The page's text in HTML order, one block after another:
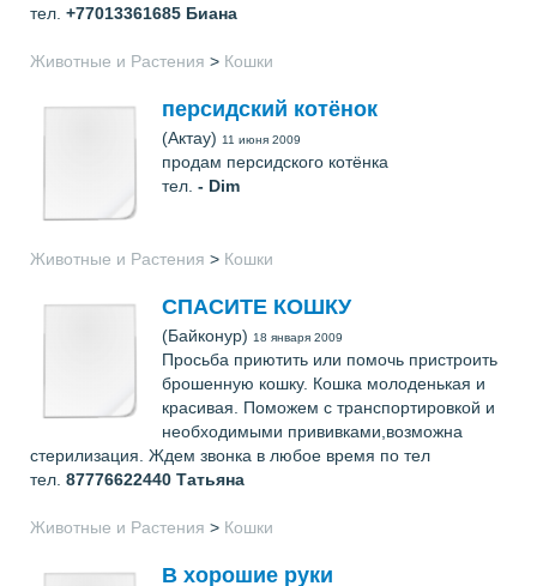
тел. +77013361685 Биана
Животные и Растения > Кошки
персидский котёнок
(Актау) 11 июня 2009
продам персидского котёнка
тел. - Dim
Животные и Растения > Кошки
СПАСИТЕ КОШКУ
(Байконур) 18 января 2009
Просьба приютить или помочь пристроить
брошенную кошку. Кошка молоденькая и
красивая. Поможем с транспортировкой и
необходимыми прививками,возможна
стерилизация. Ждем звонка в любое время по тел
тел. 87776622440 Татьяна
Животные и Растения > Кошки
В хорошие руки